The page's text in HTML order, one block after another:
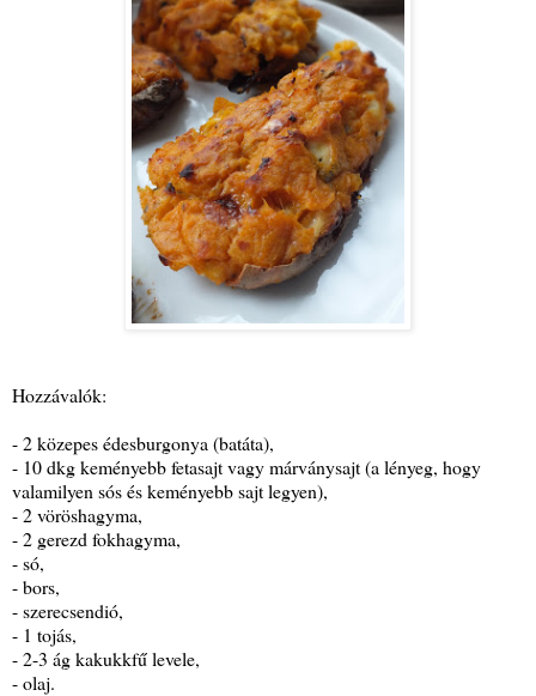
Hozzávalók:
- 2 közepes édesburgonya (batáta),
- 10 dkg keményebb fetasajt vagy márványsajt (a lényeg, hogy
valamilyen sós és keményebb sajt legyen),
- 2 vöröshagyma,
- 2 gerezd fokhagyma,
- só,
- bors,
- szerecsendió,
- 1 tojás,
- 2-3 ág kakukkfű levele,
- olaj.